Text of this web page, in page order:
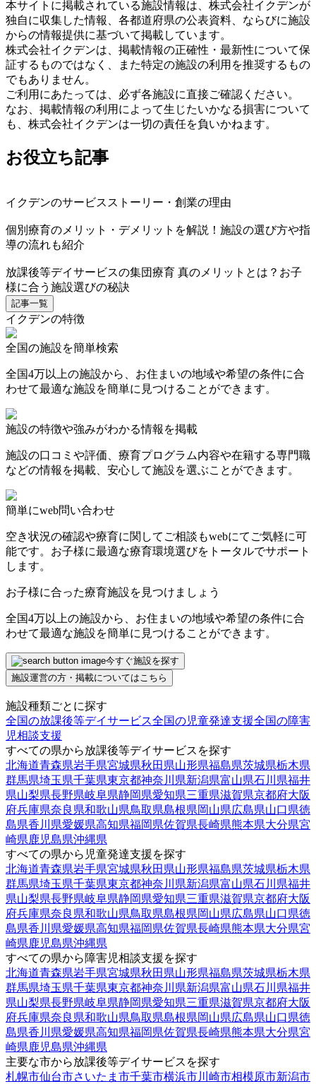
本サイトに掲載されている施設情報は、株式会社イクデンが
独自に収集した情報、各都道府県の公表資料、ならびに施設
からの情報提供に基づいて掲載しています。
株式会社イクデンは、掲載情報の正確性・最新性について保
証するものではなく、また特定の施設の利用を推奨するもの
でもありません。
ご利用にあたっては、必ず各施設に直接ご確認ください。
なお、掲載情報の利用によって生じたいかなる損害について
も、株式会社イクデンは一切の責任を負いかねます。
お役立ち記事
イクデンのサービスストーリー・創業の理由
個別療育のメリット・デメリットを解説！施設の選び方や指
導の流れも紹介
放課後等デイサービスの集団療育 真のメリットとは？お子
様に合う施設選びの秘訣
記事一覧
イクデンの特徴
全国の施設を簡単検索
全国4万以上の施設から、お住まいの地域や希望の条件に合
わせて最適な施設を簡単に見つけることができます。
施設の特徴や強みがわかる情報を掲載
施設の口コミや評価、療育プログラム内容や在籍する専門職
などの情報を掲載、安心して施設を選ぶことができます。
簡単にweb問い合わせ
空き状況の確認や療育に関してご相談もwebにてご気軽に可
能です。お子様に最適な療育環境選びをトータルでサポート
します。
お子様に合った療育施設を見つけましょう
全国4万以上の施設から、お住まいの地域や希望の条件に合
わせて最適な施設を簡単に見つけることができます。
今すぐ施設を探す
施設運営の方・掲載についてはこちら
施設種類ごとに探す
全国の放課後等デイサービス全国の児童発達支援全国の障害
児相談支援
すべての県から放課後等デイサービスを探す
北海道青森県岩手県宮城県秋田県山形県福島県茨城県栃木県
群馬県埼玉県千葉県東京都神奈川県新潟県富山県石川県福井
県山梨県長野県岐阜県静岡県愛知県三重県滋賀県京都府大阪
府兵庫県奈良県和歌山県鳥取県島根県岡山県広島県山口県徳
島県香川県愛媛県高知県福岡県佐賀県長崎県熊本県大分県宮
崎県鹿児島県沖縄県
すべての県から児童発達支援を探す
北海道青森県岩手県宮城県秋田県山形県福島県茨城県栃木県
群馬県埼玉県千葉県東京都神奈川県新潟県富山県石川県福井
県山梨県長野県岐阜県静岡県愛知県三重県滋賀県京都府大阪
府兵庫県奈良県和歌山県鳥取県島根県岡山県広島県山口県徳
島県香川県愛媛県高知県福岡県佐賀県長崎県熊本県大分県宮
崎県鹿児島県沖縄県
すべての県から障害児相談支援を探す
北海道青森県岩手県宮城県秋田県山形県福島県茨城県栃木県
群馬県埼玉県千葉県東京都神奈川県新潟県富山県石川県福井
県山梨県長野県岐阜県静岡県愛知県三重県滋賀県京都府大阪
府兵庫県奈良県和歌山県鳥取県島根県岡山県広島県山口県徳
島県香川県愛媛県高知県福岡県佐賀県長崎県熊本県大分県宮
崎県鹿児島県沖縄県
主要な市から放課後等デイサービスを探す
札幌市仙台市さいたま市千葉市横浜市川崎市相模原市新潟市